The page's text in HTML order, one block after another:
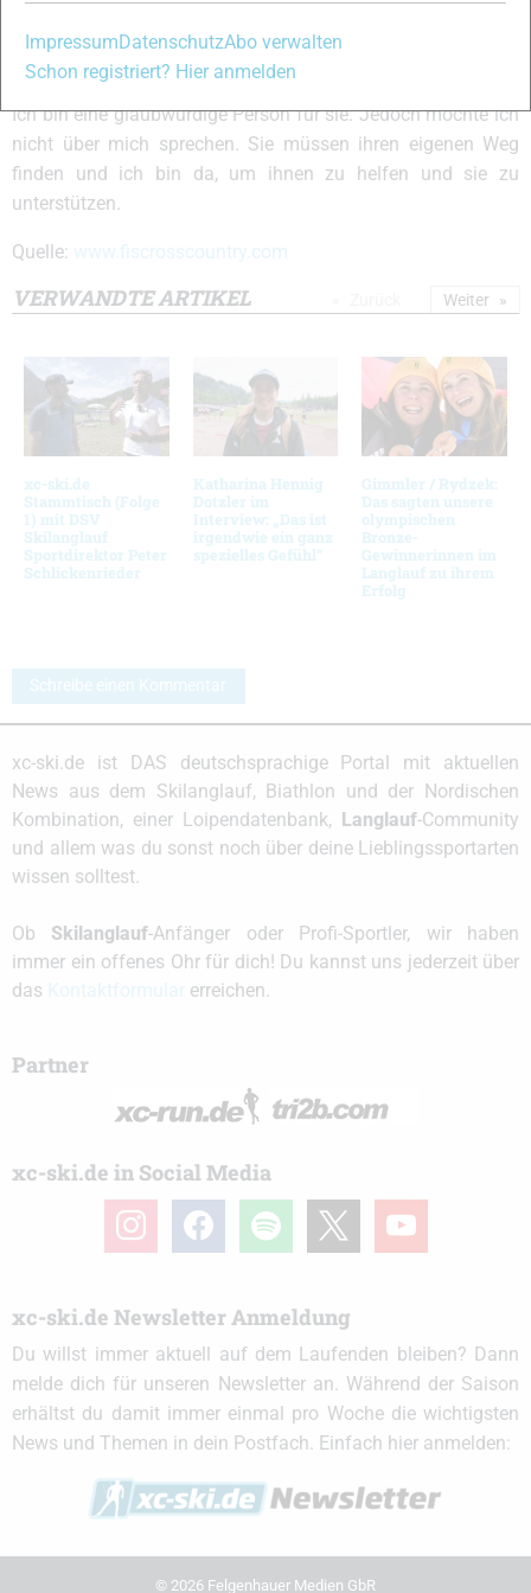
Da solltet ihr sie selbst fragen. Auf eine Weise ist es
einfacher, wegen der Erfahrungen die ich gesammelt habe.
Ich bin eine glaubwürdige Person für sie. Jedoch möchte ich
nicht über mich sprechen. Sie müssen ihren eigenen Weg
finden und ich bin da, um ihnen zu helfen und sie zu
unterstützen.
Quelle: www.fiscrosscountry.com
VERWANDTE ARTIKEL
xc-ski.de
Stammtisch (Folge
1) mit DSV
Skilanglauf
Sportdirektor Peter
Schlickenrieder
Katharina Hennig
Dotzler im
Interview: „Das ist
irgendwie ein ganz
spezielles Gefühl“
Gimmler / Rydzek:
Das sagten unsere
olympischen
Bronze-
Gewinnerinnen im
Langlauf zu ihrem
Erfolg
Weiter
Schreibe einen Kommentar
xc-ski.de ist DAS deutschsprachige Portal mit aktuellen
News aus dem Skilanglauf, Biathlon und der Nordischen
Kombination, einer Loipendatenbank, Langlauf-Community
und allem was du sonst noch über deine Lieblingssportarten
wissen solltest.
Ob Skilanglauf-Anfänger oder Profi-Sportler, wir haben
immer ein offenes Ohr für dich! Du kannst uns jederzeit über
das
erreichen.
Partner
xc-ski.de in Social Media
instagramfacebook spotify youtube
xc-ski.de Newsletter Anmeldung
Du willst immer aktuell auf dem Laufenden bleiben? Dann
melde dich für unseren Newsletter an. Während der Saison
erhältst du damit immer einmal pro Woche die wichtigsten
News und Themen in dein Postfach. Einfach hier anmelden:
© 2026 Felgenhauer Medien GbR
Impressum DatenschutzAbo verwalten
Schon registriert? Hier anmelden